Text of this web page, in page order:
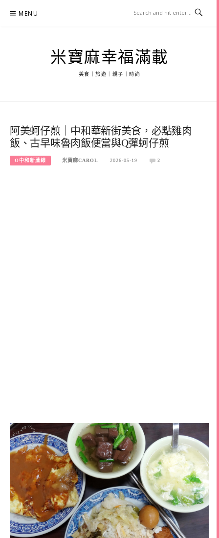
MENU
米寶麻幸福滿載
美食｜旅遊｜親子｜時尚
阿美蚵仔煎｜中和華新街美食，必點雞肉
飯、古早味魯肉飯便當與Q彈蚵仔煎
O中和新蘆線 米寶麻CAROL 2026-05-19 2